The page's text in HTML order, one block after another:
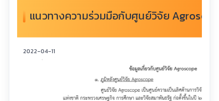
แนวทางความร่วมมือกับศูนย์วิจัย
2022-04-11